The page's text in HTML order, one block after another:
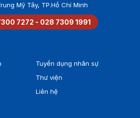
Mỹ Tây, TP.Hồ Chí Minh
7272 - 028 7309 1991
Tuyển dụng nhân sự
Thư viện
Liên hệ